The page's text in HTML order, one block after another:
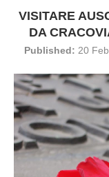
VISITARE
DA
Published: 20